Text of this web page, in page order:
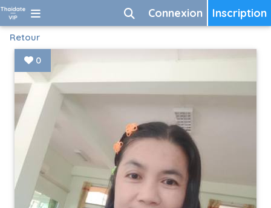
Inscription
Connexion
Retour
0